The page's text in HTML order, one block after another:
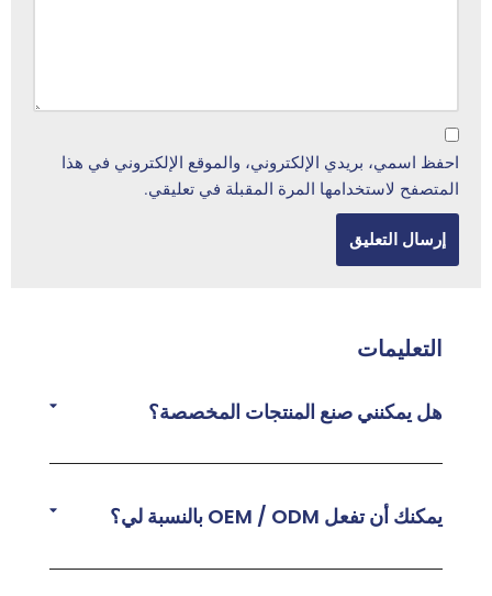
احفظ اسمي، بريدي الإلكتروني، والموقع الإلكتروني في هذا
المتصفح لاستخدامها المرة المقبلة في تعليقي.
التعليمات
هل يمكنني صنع المنتجات المخصصة؟
يمكنك أن تفعل OEM / ODM بالنسبة لي؟